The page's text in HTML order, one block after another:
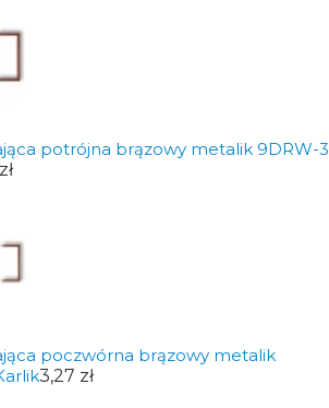
potrójna brązowy metalik 9DRW-3
poczwórna brązowy metalik
3,27 zł